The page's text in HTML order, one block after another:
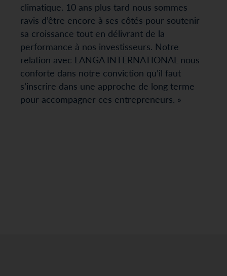
climatique. 10 ans plus tard nous sommes
ravis d’être encore à ses côtés pour soutenir
sa croissance tout en délivrant de la
performance à nos investisseurs. Notre
relation avec LANGA INTERNATIONAL nous
conforte dans notre conviction qu’il faut
s’inscrire dans une approche de long terme
pour accompagner ces entrepreneurs. »